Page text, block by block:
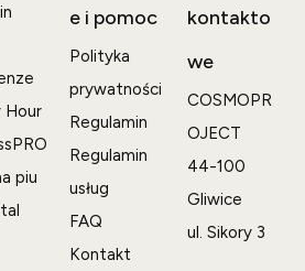
Hour
piu
e i pomoc
Polityka
prywatności
Regulamin
Regulamin
usług
FAQ
Kontakt
kontakto
we
COSMOPR
OJECT
44-100
Gliwice
ul. Sikory 3